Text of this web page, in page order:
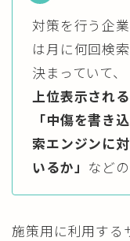
対策を行う企
は月に何回検
決まっていて、
上位表示され
「中傷を書き
索エンジンに
いるか」 など
施策用に利用する